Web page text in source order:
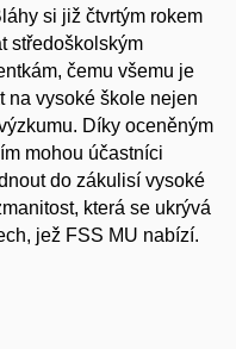
si již čtvrtým rokem
středoškolským
čemu všemu je
na vysoké škole nejen
Díky oceněným
mohou účastníci
do zákulisí vysoké
která se ukrývá
jež FSS MU nabízí.